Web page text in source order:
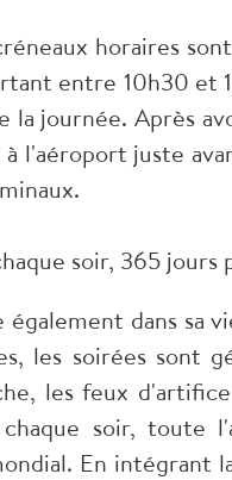
horaires
entre 10h30 et
la journée. Après
l'aéroport juste
soir, 365 jours
dans sa
les soirées sont
les feux
soir, toute
En